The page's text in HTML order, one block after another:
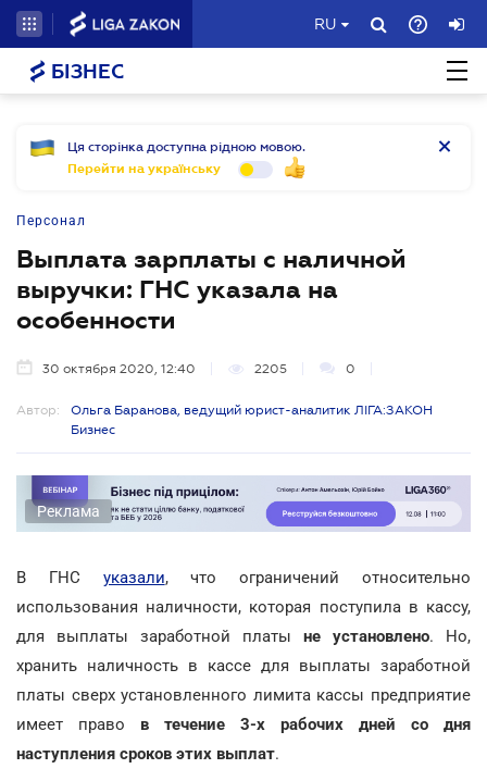
RU
БІЗНЕС
Ця сторінка доступна рідною мовою.
Перейти на українську
Персонал
Выплата зарплаты с наличной
выручки: ГНС указала на
особенности
30 октября 2020, 12:40 2205 0
Автор:
Ольга Баранова, ведущий юрист-аналитик ЛІГА:ЗАКОН
Бизнес
Реклама
В ГНС указали, что ограничений относительно
использования наличности, которая поступила в кассу,
для выплаты заработной платы не установлено. Но,
хранить наличность в кассе для выплаты заработной
платы сверх установленного лимита кассы предприятие
имеет право в течение 3-х рабочих дней со дня
наступления сроков этих выплат.